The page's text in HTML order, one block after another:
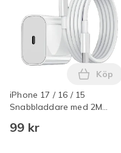
iPhone 17 / 16 / 15
Snabbladdare med 2M
99 kr
Lägg
Köp